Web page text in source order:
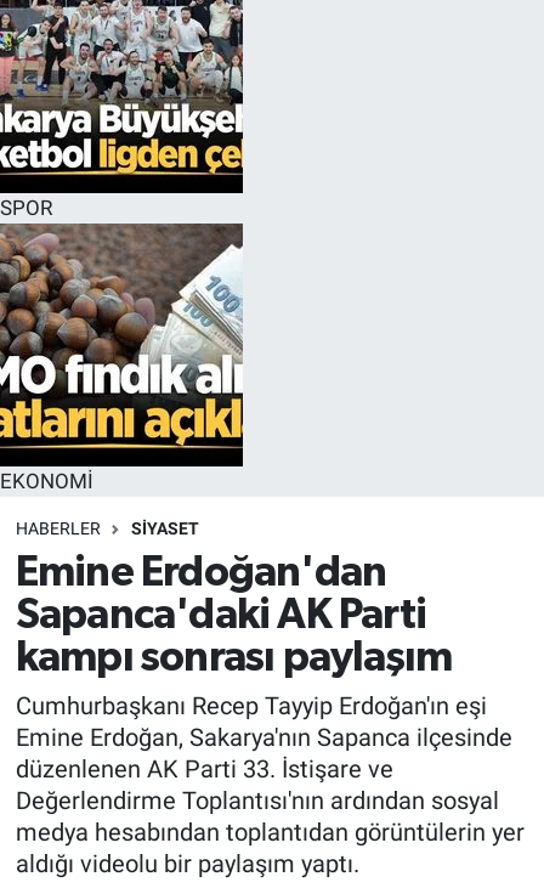
SPOR
EKONOMİ
HABERLER SİYASET
Emine Erdoğan'dan
Sapanca'daki AK Parti
kampı sonrası paylaşım
Cumhurbaşkanı Recep Tayyip Erdoğan'ın eşi
Emine Erdoğan, Sakarya'nın Sapanca ilçesinde
düzenlenen AK Parti 33. İstişare ve
Değerlendirme Toplantısı'nın ardından sosyal
medya hesabından toplantıdan görüntülerin yer
aldığı videolu bir paylaşım yaptı.